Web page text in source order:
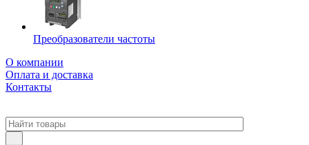
Преобразователи частоты
О компании
Оплата и доставка
Контакты